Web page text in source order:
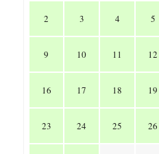
2 3 4 5
9 10 11 12
16 17 18 19
23 24 25 26